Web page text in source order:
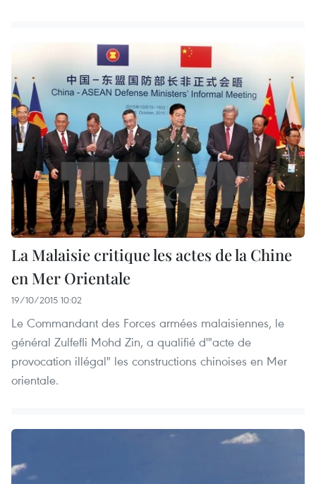
La Malaisie critique les actes de la Chine
en Mer Orientale
19/10/2015 10:02
Le Commandant des Forces armées malaisiennes, le
général Zulfefli Mohd Zin, a qualifié d'"acte de
provocation illégal" les constructions chinoises en Mer
orientale.